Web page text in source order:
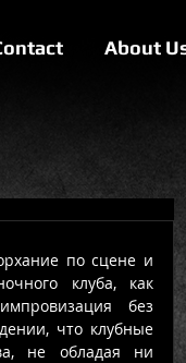
About
по сцене и
клуба, как
без
что клубные
не обладая ни